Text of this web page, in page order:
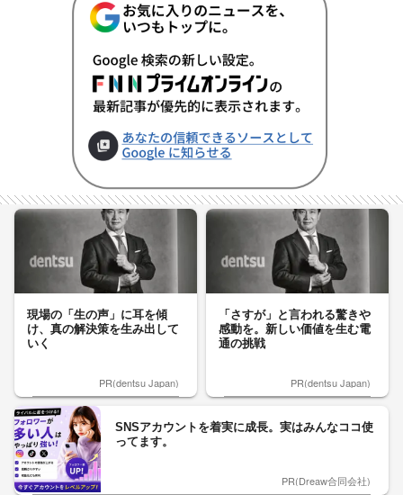
現場の「生の声」に耳を傾
け、真の解決策を生み出して
いく
PR(dentsu Japan)
「さすが」と言われる驚きや
感動を。新しい価値を生む電
通の挑戦
PR(dentsu Japan)
SNSアカウントを着実に成長。実はみんなココ使
ってます。
PR(Dreaw合同会社)